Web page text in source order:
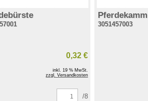
0,32 €
inkl. 19 % MwSt.
zzgl. Versandkosten
/8
Pferdekamm
3051457003